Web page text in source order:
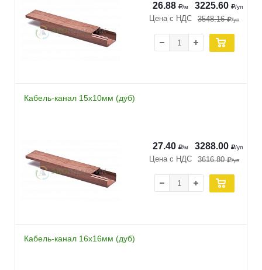
3225.60 /уп
3548.16 /уп
26.88 /м
Цена с НДС
Кабель-канал 15х10мм (дуб)
3288.00 /уп
3616.80 /уп
27.40 /м
Цена с НДС
Кабель-канал 16х16мм (дуб)